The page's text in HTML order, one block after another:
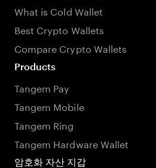
What is Cold Wallet
Best Crypto Wallets
Compare Crypto Wallets
Products
Tangem Pay
Tangem Mobile
Tangem Ring
Tangem Hardware Wallet
암호화 자산 지갑